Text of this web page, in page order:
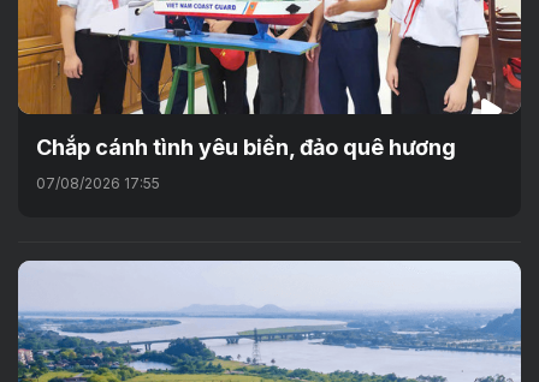
Chắp cánh tình yêu biển, đảo quê hương
07/08/2026 17:55